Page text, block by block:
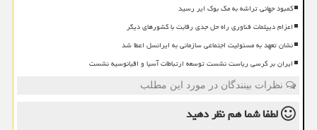
کمبود جهانی تراشه به مک بوک ایر رسید
اعزام دیپلمات فناوری راه حل جدی رقابت با کشورهای دیگر
نشان تعهد به مسئولیت اجتماعی سازمانی به ایرانسل اعطا شد
ایران بر کرسی ریاست نشست توسعه ارتباطات آسیا و اقیانوسیه نشست
نظرات بینندگان در مورد این مطلب
لطفا شما همنظر دهید